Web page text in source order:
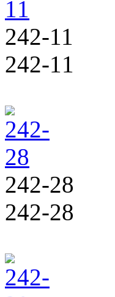
242-11
242-11
242-28
242-28